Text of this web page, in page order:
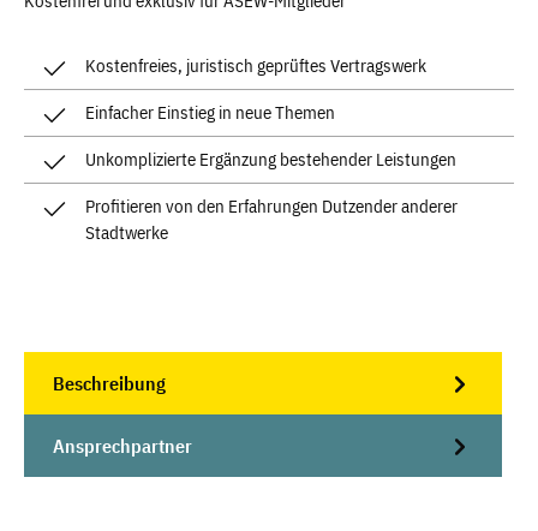
Kostenfreies, juristisch geprüftes Vertragswerk
Einfacher Einstieg in neue Themen
Unkomplizierte Ergänzung bestehender Leistungen
Profitieren von den Erfahrungen Dutzender anderer
Stadtwerke
Beschreibung
Ansprechpartner